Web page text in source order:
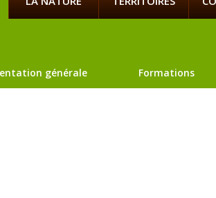
générale Formations